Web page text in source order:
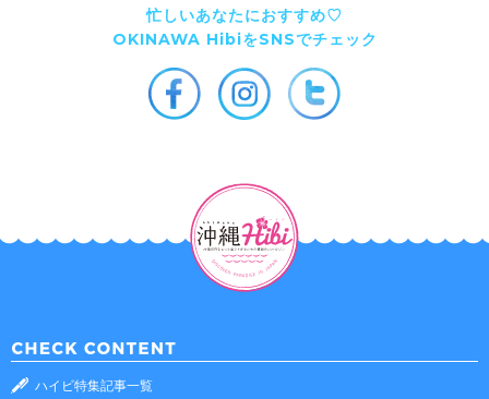
忙しいあなたにおすすめ♡
OKINAWA HibiをSNSでチェック
ハイビ特集記事一覧